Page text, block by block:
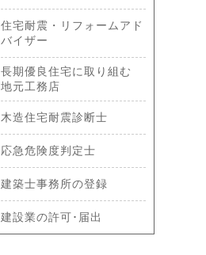
住宅耐震・リフォームアド
バイザー
長期優良住宅に取り組む
地元工務店
木造住宅耐震診断士
応急危険度判定士
建築士事務所の登録
建設業の許可･届出